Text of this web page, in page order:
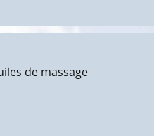
de massage